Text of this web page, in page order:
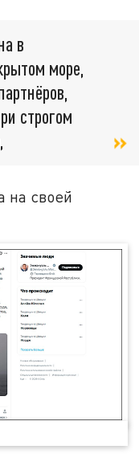
в
море,
строгом
на своей